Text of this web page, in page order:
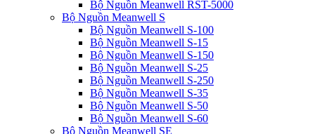
Bộ Nguồn Meanwell RST-5000
Bộ Nguồn Meanwell S
Bộ Nguồn Meanwell S-100
Bộ Nguồn Meanwell S-15
Bộ Nguồn Meanwell S-150
Bộ Nguồn Meanwell S-25
Bộ Nguồn Meanwell S-250
Bộ Nguồn Meanwell S-35
Bộ Nguồn Meanwell S-50
Bộ Nguồn Meanwell S-60
Bộ Nguồn Meanwell SE